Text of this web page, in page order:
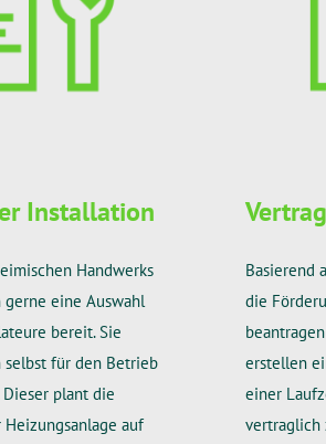
Installation
Handwerks
eine Auswahl
bereit. Sie
selbst für den Betrieb
Dieser plant die
auf
Basierend
die
erstellen
einer
vertraglich